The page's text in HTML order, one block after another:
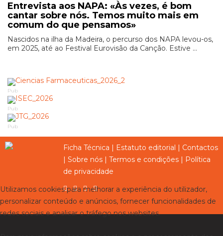
Entrevista aos NAPA: «Às vezes, é bom
cantar sobre nós. Temos muito mais em
comum do que pensamos»
Nascidos na ilha da Madeira, o percurso dos NAPA levou-os,
em 2025, até ao Festival Eurovisão da Canção. Estive ...
Pub
Pub
Pub
Ficha Técnica | Estatuto editorial | Contactos
| Sobre nós | Termos e condições | Política
de privacidade
Utilizamos cookies para melhorar a experiência do utilizador,
personalizar conteúdo e anúncios, fornecer funcionalidades de
redes sociais e analisar o tráfego nos websites.